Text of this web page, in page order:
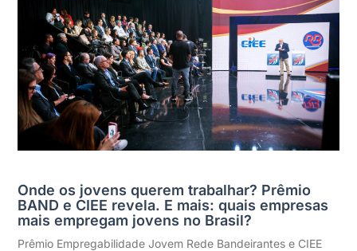
Onde os jovens querem trabalhar? Prêmio
BAND e CIEE revela. E mais: quais empresas
mais empregam jovens no Brasil?
Prêmio Empregabilidade Jovem Rede Bandeirantes e CIEE